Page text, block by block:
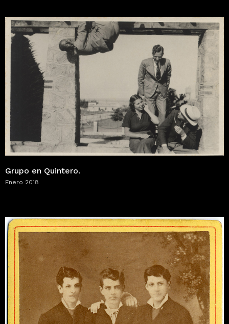
Grupo en Quintero.
Enero 2018